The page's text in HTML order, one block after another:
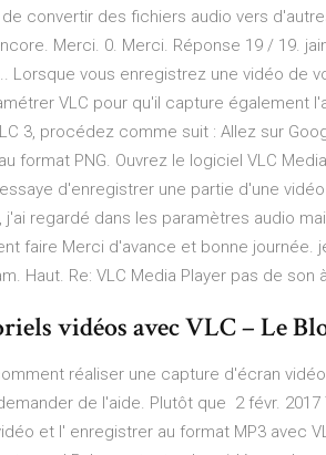
convertir des fichiers audio vers
Merci. 0. Merci. Réponse 19 / 19.
Lorsque vous enregistrez une vidéo de
VLC pour qu'il capture également
3, procédez comme suit : Allez sur
format PNG. Ouvrez le logiciel VLC
d'enregistrer une partie d'une
j'ai regardé dans les paramètres audio
faire Merci d'avance et bonne journée.
Haut. Re: VLC Media Player pas de
vidéos avec VLC – Le
réaliser une capture d'écran
de l'aide. Plutôt que 2 févr.
et l' enregistrer au format MP3 avec